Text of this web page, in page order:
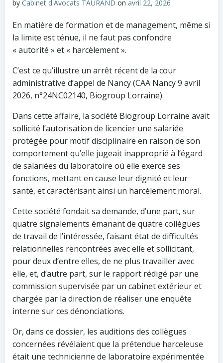
by Cabinet d'Avocats TAURAND on avril 22, 2026
En matière de formation et de management, même si
la limite est ténue, il ne faut pas confondre
« autorité » et « harcèlement ».
C’est ce qu’illustre un arrêt récent de la cour
administrative d’appel de Nancy (CAA Nancy 9 avril
2026, n°24NC02140, Biogroup Lorraine).
Dans cette affaire, la société Biogroup Lorraine avait
sollicité l’autorisation de licencier une salariée
protégée pour motif disciplinaire en raison de son
comportement qu’elle jugeait inapproprié à l’égard
de salariées du laboratoire où elle exerce ses
fonctions, mettant en cause leur dignité et leur
santé, et caractérisant ainsi un harcèlement moral.
Cette société fondait sa demande, d’une part, sur
quatre signalements émanant de quatre collègues
de travail de l’intéressée, faisant état de difficultés
relationnelles rencontrées avec elle et sollicitant,
pour deux d’entre elles, de ne plus travailler avec
elle, et, d’autre part, sur le rapport rédigé par une
commission supervisée par un cabinet extérieur et
chargée par la direction de réaliser une enquête
interne sur ces dénonciations.
Or, dans ce dossier, les auditions des collègues
concernées révélaient que la prétendue harceleuse
était une technicienne de laboratoire expérimentée